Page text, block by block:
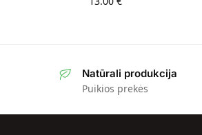
Natūrali produkcija
Puikios prekės